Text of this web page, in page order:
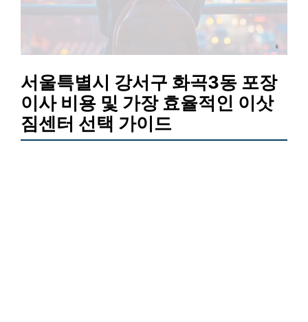
서울특별시 강서구 화곡3동 포장
이사 비용 및 가장 효율적인 이삿
짐센터 선택 가이드